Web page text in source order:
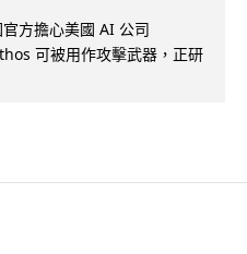
方擔心美國 AI 公司
可被用作攻擊武器，正研